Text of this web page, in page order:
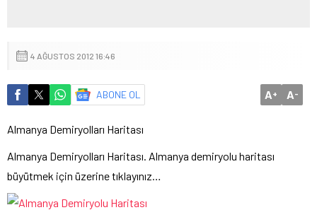
4 AĞUSTOS 2012 16:46
ABONE OL A+ A-
Almanya Demiryolları Haritası
Almanya Demiryolları Haritası. Almanya demiryolu haritası
büyütmek için üzerine tıklayınız…